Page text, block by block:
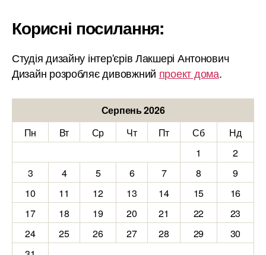
Корисні посилання:
Студія дизайну інтер'єрів Лакшері Антонович
Дизайн розробляє дивовжний проект дома.
Серпень 2026
Пн
Вт Ср Чт Пт Сб
Нд
1
2
3
4 5 6 7 8
9
10
11 12 13 14 15
16
17
18 19 20 21 22
23
24
25 26 27 28 29
30